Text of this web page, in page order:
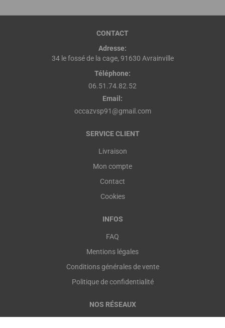
CONTACT
Adresse:
34 le fossé de la cage, 91630 Avrainville
Téléphone:
06.51.74.82.52
Email:
occazvsp91@gmail.com
SERVICE CLIENT
Livraison
Mon compte
Contact
Cookies
INFOS
FAQ
Mentions légales
Conditions générales de vente
Politique de confidentialité
NOS RÉSEAUX